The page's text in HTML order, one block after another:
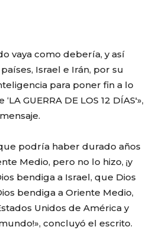
vaya como debería, y así
Israel e Irán, por su
para poner fin a lo
GUERRA DE LOS 12 DÍAS'»,
podría haber durado años
Medio, pero no lo hizo, ¡y
bendiga a Israel, que Dios
bendiga a Oriente Medio,
Unidos de América y
concluyó el escrito.